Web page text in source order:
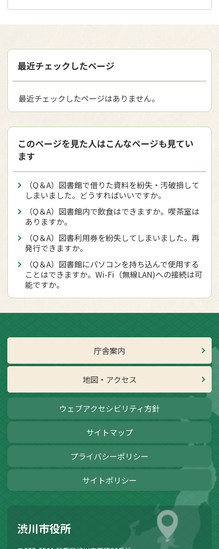
最近チェックしたページ
最近チェックしたページはありません。
このページを見た人はこんなページも見てい
ます
（Q＆A）図書館で借りた資料を紛失・汚破損して
しまいました。どうすればいいですか。
（Q＆A）図書館内で飲食はできますか。喫茶室は
ありますか。
（Q＆A）図書利用券を紛失してしまいました。再
発行できますか。
（Q＆A）図書館にパソコンを持ち込んで使用する
ことはできますか。Wi-Fi（無線LAN)への接続は可
能ですか。
庁舎案内
地図・アクセス
ウェブアクセシビリティ方針
サイトマップ
プライバシーポリシー
サイトポリシー
渋川市役所